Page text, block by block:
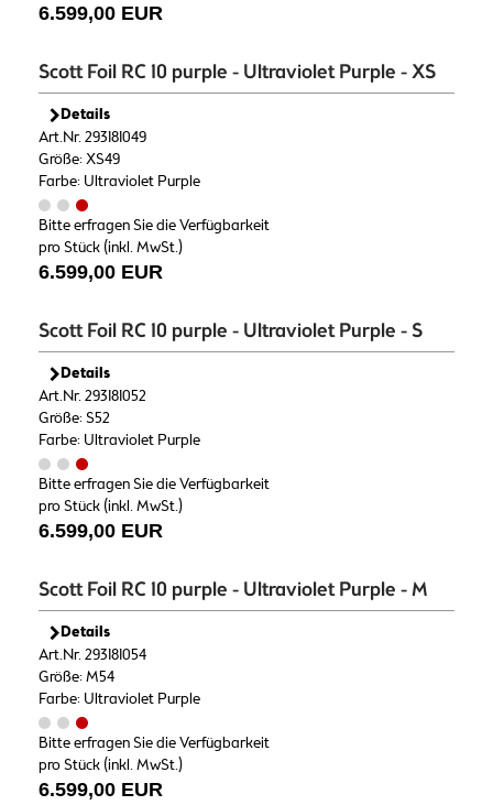
6.599,00 EUR
Scott Foil RC 10 purple - Ultraviolet Purple - XS
Details
Art.Nr. 293181049
Größe: XS49
Farbe: Ultraviolet Purple
Bitte erfragen Sie die Verfügbarkeit
pro Stück (inkl. MwSt.)
6.599,00 EUR
Scott Foil RC 10 purple - Ultraviolet Purple - S
Details
Art.Nr. 293181052
Größe: S52
Farbe: Ultraviolet Purple
Bitte erfragen Sie die Verfügbarkeit
pro Stück (inkl. MwSt.)
6.599,00 EUR
Scott Foil RC 10 purple - Ultraviolet Purple - M
Details
Art.Nr. 293181054
Größe: M54
Farbe: Ultraviolet Purple
Bitte erfragen Sie die Verfügbarkeit
pro Stück (inkl. MwSt.)
6.599,00 EUR